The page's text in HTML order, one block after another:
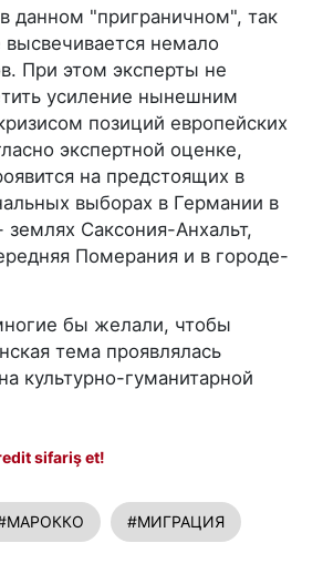
данном "приграничном", так
высвечивается немало
При этом эксперты не
усиление нынешним
позиций европейских
экспертной оценке,
на предстоящих в
выборах в Германии в
землях Саксония-Анхальт,
Померания и в городе-
бы желали, чтобы
тема проявлялась
культурно-гуманитарной
sifariş et!
#МИГРАЦИЯ